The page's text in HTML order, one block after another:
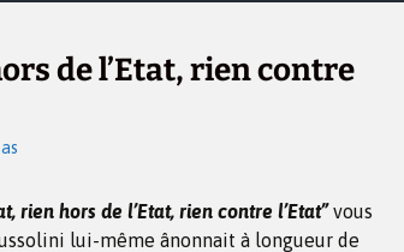
de l’Etat, rien contre
rien hors de l’Etat, rien contre l’Etat”vous
lui-même ânonnait à longueur de